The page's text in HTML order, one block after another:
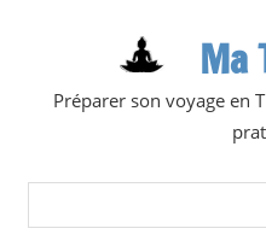
Ma
Préparer son voyage en